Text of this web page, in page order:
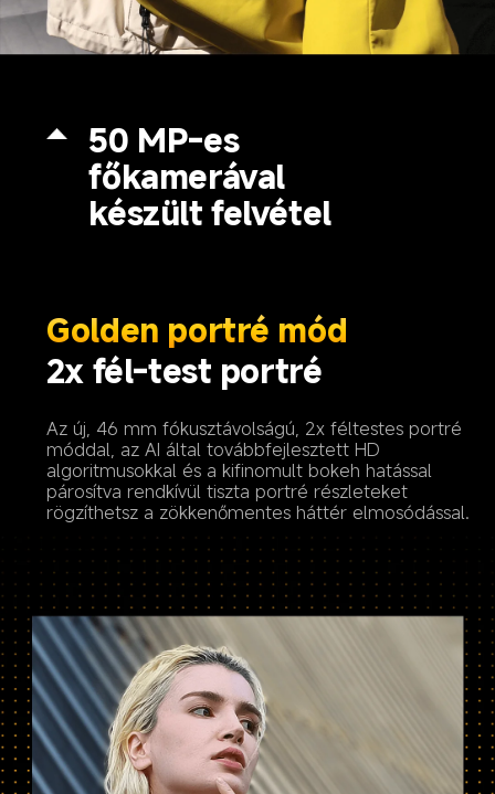
50 MP-es
főkamerával
készült felvétel
Golden portré mód
2x fél-test portré
Az új, 46 mm fókusztávolságú, 2x féltestes portré
móddal, az AI által továbbfejlesztett HD
algoritmusokkal és a kifinomult bokeh hatással
párosítva rendkívül tiszta portré részleteket
rögzíthetsz a zökkenőmentes háttér elmosódással.